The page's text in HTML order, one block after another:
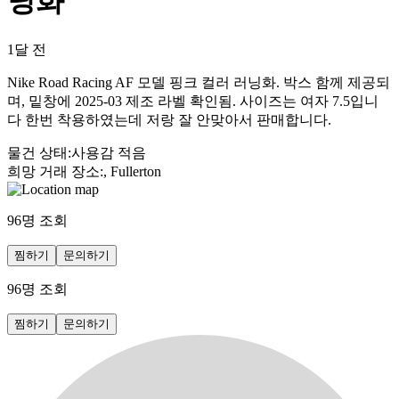
1달 전
Nike Road Racing AF 모델 핑크 컬러 러닝화. 박스 함께 제공되
며, 밑창에 2025-03 제조 라벨 확인됨. 사이즈는 여자 7.5입니
다 한번 착용하였는데 저랑 잘 안맞아서 판매합니다.
물건 상태 :사용감 적음
희망 거래 장소:, Fullerton
96명 조회
찜하기 문의하기
96명 조회
찜하기 문의하기